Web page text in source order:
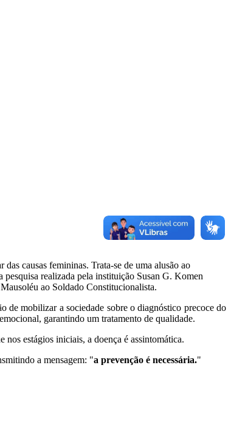
causas femininas. Trata-se de uma alusão ao
realizada pela instituição Susan G. Komen
ao Soldado Constitucionalista.
de mobilizar a sociedade sobre o diagnóstico precoce do
garantindo um tratamento de qualidade.
nos estágios iniciais, a doença é assintomática.
a mensagem: "a prevenção é necessária."